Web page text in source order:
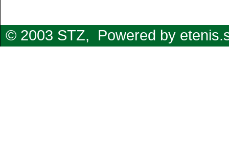
© 2003 STZ, Powered by